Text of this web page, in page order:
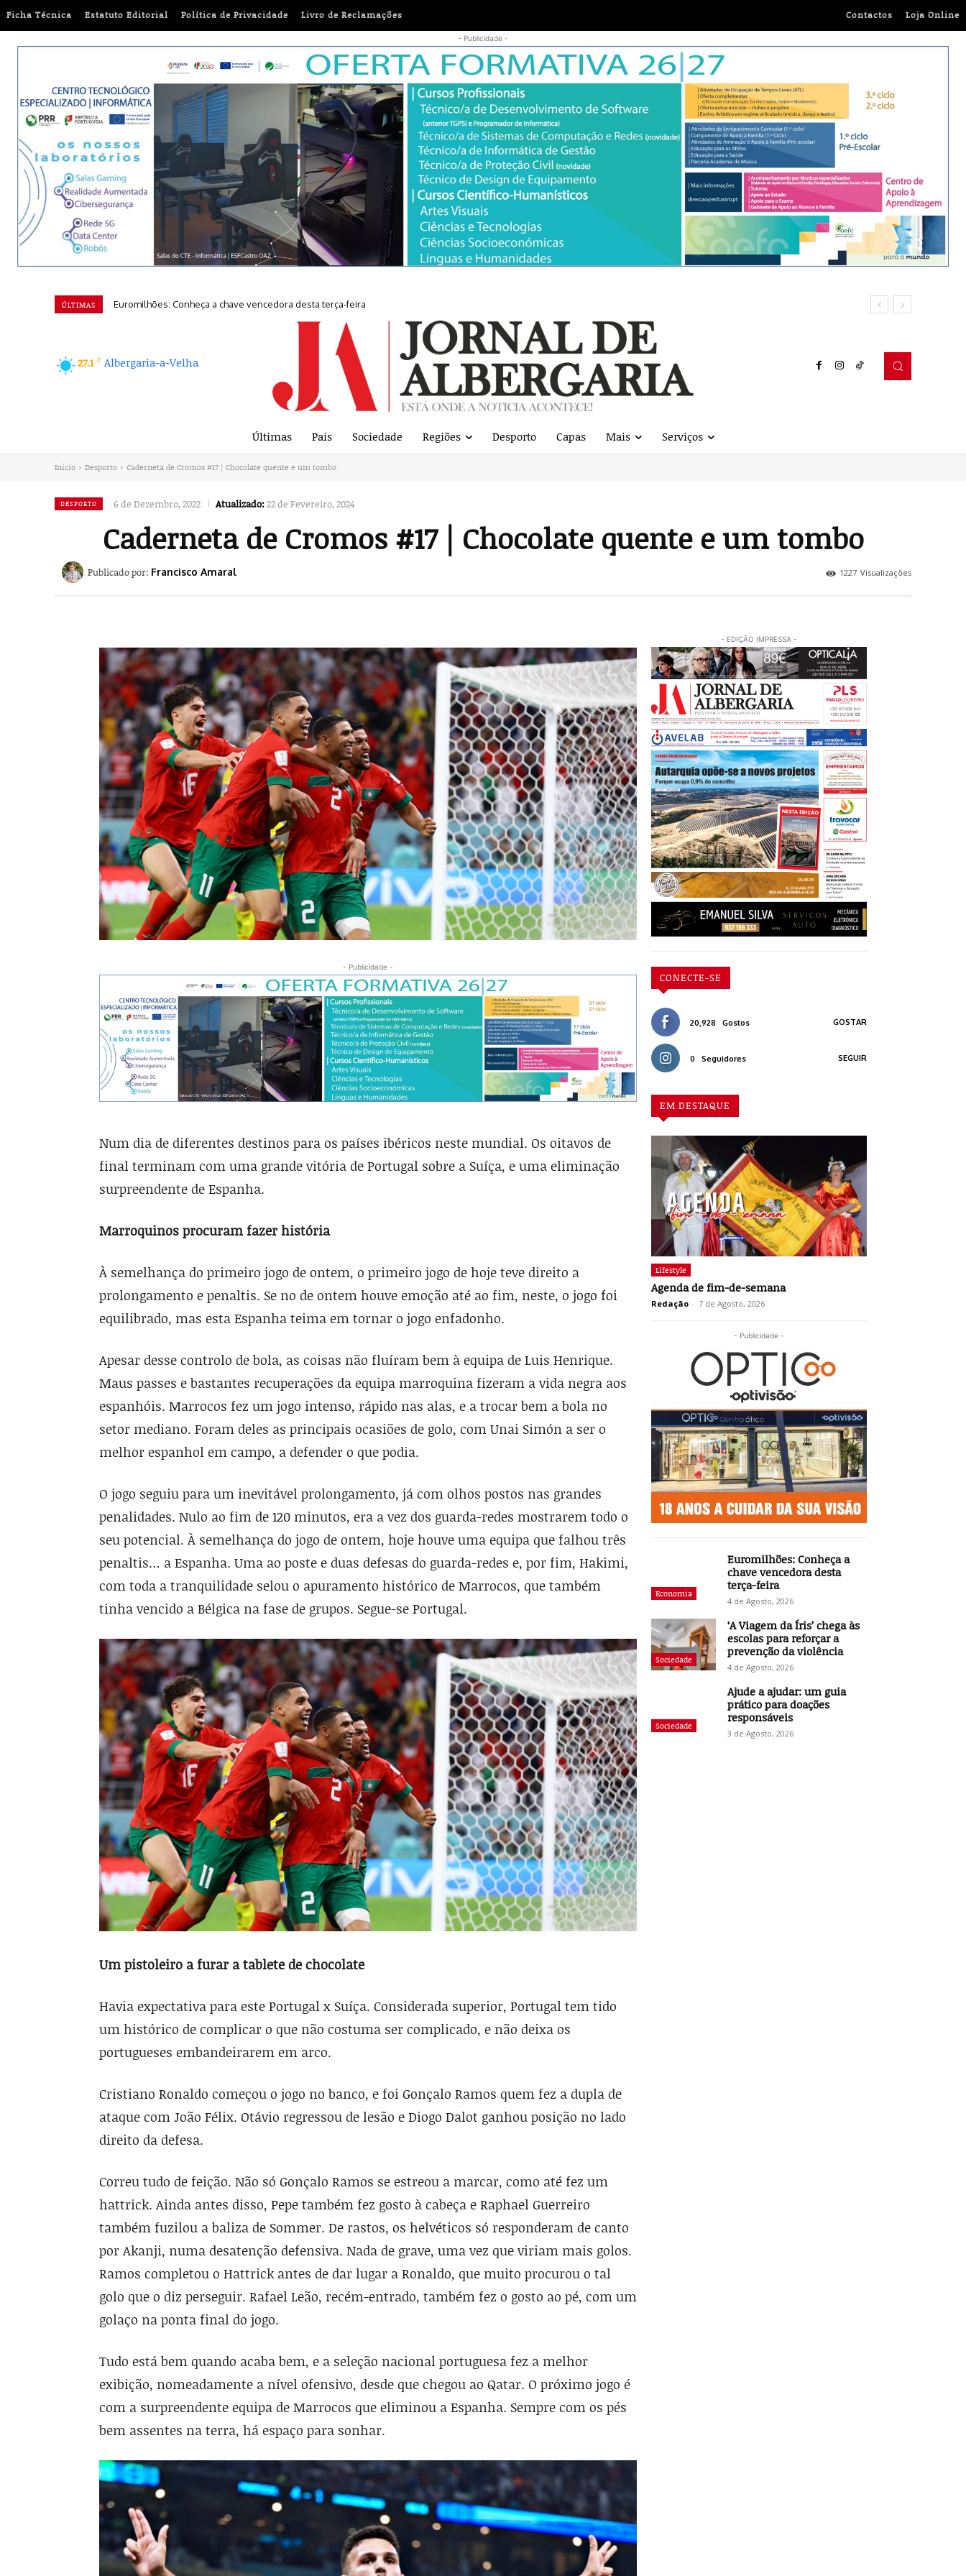
Contactos Loja Online
Ficha Técnica Estatuto Editorial Política de Privacidade Livro de Reclamações
- Publicidade -
ÚLTIMAS ‘A Viagem da Íris’ chega às escolas para reforçar a prevenção da violência
27.1 C Albergaria-a-Velha
Últimas País Sociedade Regiões Desporto Capas Mais Serviços
Início Desporto Caderneta de Cromos #17 | Chocolate quente e um tombo
DESPORTO 6 de Dezembro, 2022 Atualizado:22 de Fevereiro, 2024
Caderneta de Cromos #17 | Chocolate quente e um tombo
1227 Visualizações
Publicado por: Francisco Amaral
- Publicidade -
Num dia de diferentes destinos para os países ibéricos neste mundial. Os oitavos de
final terminam com uma grande vitória de Portugal sobre a Suíça, e uma eliminação
surpreendente de Espanha.
Marroquinos procuram fazer história
À semelhança do primeiro jogo de ontem, o primeiro jogo de hoje teve direito a
prolongamento e penaltis. Se no de ontem houve emoção até ao fim, neste, o jogo foi
equilibrado, mas esta Espanha teima em tornar o jogo enfadonho.
Apesar desse controlo de bola, as coisas não fluíram bem à equipa de Luis Henrique.
Maus passes e bastantes recuperações da equipa marroquina fizeram a vida negra aos
espanhóis. Marrocos fez um jogo intenso, rápido nas alas, e a trocar bem a bola no
setor mediano. Foram deles as principais ocasiões de golo, com Unai Simón a ser o
melhor espanhol em campo, a defender o que podia.
O jogo seguiu para um inevitável prolongamento, já com olhos postos nas grandes
penalidades. Nulo ao fim de 120 minutos, era a vez dos guarda-redes mostrarem todo o
seu potencial. À semelhança do jogo de ontem, hoje houve uma equipa que falhou três
penaltis… a Espanha. Uma ao poste e duas defesas do guarda-redes e, por fim, Hakimi,
com toda a tranquilidade selou o apuramento histórico de Marrocos, que também
tinha vencido a Bélgica na fase de grupos. Segue-se Portugal.
Um pistoleiro a furar a tablete de chocolate
Havia expectativa para este Portugal x Suíça. Considerada superior, Portugal tem tido
um histórico de complicar o que não costuma ser complicado, e não deixa os
portugueses embandeirarem em arco.
Cristiano Ronaldo começou o jogo no banco, e foi Gonçalo Ramos quem fez a dupla de
ataque com João Félix. Otávio regressou de lesão e Diogo Dalot ganhou posição no lado
direito da defesa.
Correu tudo de feição. Não só Gonçalo Ramos se estreou a marcar, como até fez um
hattrick. Ainda antes disso, Pepe também fez gosto à cabeça e Raphael Guerreiro
também fuzilou a baliza de Sommer. De rastos, os helvéticos só responderam de canto
por Akanji, numa desatenção defensiva. Nada de grave, uma vez que viriam mais golos.
Ramos completou o Hattrick antes de dar lugar a Ronaldo, que muito procurou o tal
golo que o diz perseguir. Rafael Leão, recém-entrado, também fez o gosto ao pé, com um
golaço na ponta final do jogo.
Tudo está bem quando acaba bem, e a seleção nacional portuguesa fez a melhor
exibição, nomeadamente a nível ofensivo, desde que chegou ao Qatar. O próximo jogo é
com a surpreendente equipa de Marrocos que eliminou a Espanha. Sempre com os pés
bem assentes na terra, há espaço para sonhar.
- EDIÇÃO IMPRESSA -
CONECTE-SE
20,928 Gostos GOSTAR
0 Seguidores SEGUIR
EM DESTAQUE
Lifestyle
Agenda de fim-de-semana
Redação - 7 de Agosto, 2026
- Publicidade -
Economia
Euromilhões: Conheça a
chave vencedora desta
terça-feira
4 de Agosto, 2026
Sociedade
‘A Viagem da Íris’ chega às
escolas para reforçar a
prevenção da violência
4 de Agosto, 2026
Sociedade
Ajude a ajudar: um guia
prático para doações
responsáveis
3 de Agosto, 2026